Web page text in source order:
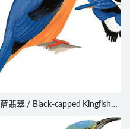
蓝翡翠 / Black-capped Kingfisher